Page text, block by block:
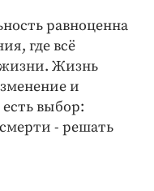
равноценна
где всё
жизни. Жизнь
и
есть выбор:
- решать